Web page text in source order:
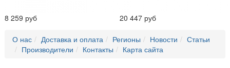
8 259 руб 20 447 руб
О нас Доставка и оплата Регионы Новости
Статьи
Производители
Контакты Карта сайта